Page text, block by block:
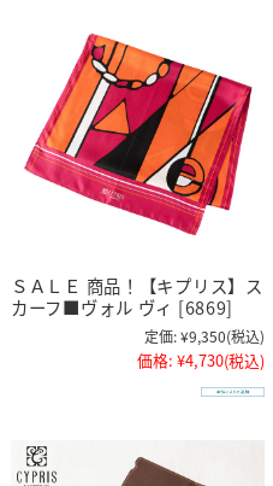
ＳＡＬＥ 商品！【キプリス】ス
カーフ■ヴォル ヴィ [6869]
定価:¥9,350(税込)
価格: ¥4,730(税込)